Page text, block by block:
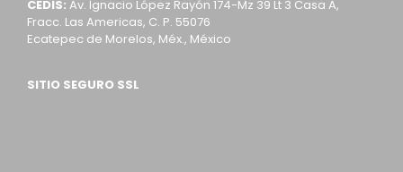
CEDIS: Av. Ignacio López Rayón 174-Mz 39 Lt 3 Casa A,
Fracc. Las Americas, C. P. 55076
Ecatepec de Morelos, Méx., México
SITIO SEGURO SSL